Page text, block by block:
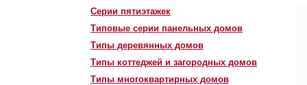
Серии пятиэтажек
Типовые серии панельных домов
Типы деревянных домов
Типы коттеджей и загородных домов
Типы многоквартирных домов